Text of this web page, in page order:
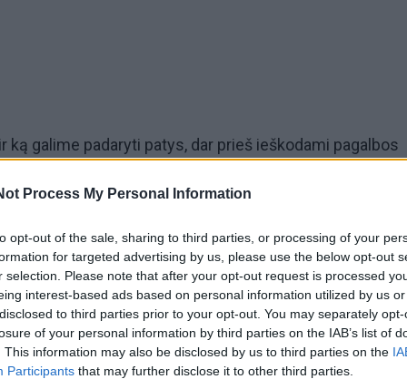
Process My Personal Information
opt-out of the sale, sharing to third parties, or processing of your
for targeted advertising by us, please use the below opt-out
selection. Please note that after your opt-out request is processed
interest-based ads based on personal information utilized by us
to third parties prior to your opt-out. You may separately
of your personal information by third parties on the IAB’s list of
This information may also be disclosed by us to third parties on the
Participants that may further disclose it to other third parties.
ką galime padaryti patys, dar prieš ieškodami pagalbos
raktas į geresnį miegą slypi ne stebuklingose tabletėse,
įpročiuose ir gebėjime pasirūpinti savimi. Jo įžvalgos
ženklai rodo rimtesnę problemą ir kada metas